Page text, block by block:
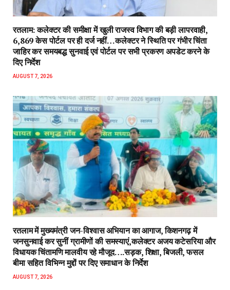
रतलाम: कलेक्टर की समीक्षा में खुली राजस्व विभाग की बड़ी लापरवाही,
6,869 केस पोर्टल पर ही दर्ज नहीं…कलेक्टर ने स्थिति पर गंभीर चिंता
जाहिर कर समयबद्ध सुनवाई एवं पोर्टल पर सभी प्रकरण अपडेट करने के
दिए निर्देश
AUGUST 7, 2026
रतलाम में मुख्यमंत्री जन-विश्वास अभियान का आगाज, किशनगढ़ में
जनसुनवाई कर सुनीं ग्रामीणों की समस्याएं,कलेक्टर अजय कटेसरिया और
विधायक चिंतामणि मालवीय रहे मौजूद….सड़क, शिक्षा, बिजली, फसल
बीमा सहित विभिन्न मुद्दों पर दिए समाधान के निर्देश
AUGUST 7, 2026